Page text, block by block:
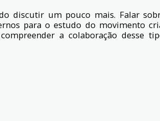
discutir um pouco mais. Falar
para o estudo do movimento
a colaboração desse